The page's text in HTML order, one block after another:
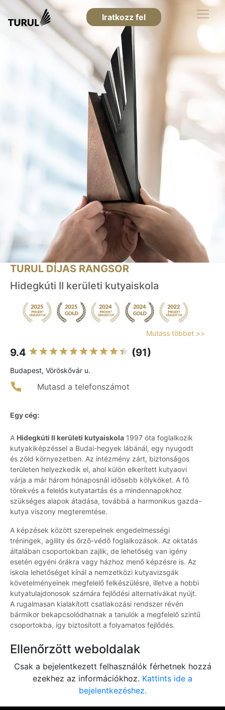
Iratkozz fel
TURUL DÍJAS RANGSOR
Hidegkúti II kerületi kutyaiskola
Mutass többet >>
9.4 (91)
Budapest, Vöröskővár u.
Mutasd a telefonszámot
Egy cég:
A Hidegkúti II kerületi kutyaiskola 1997 óta foglalkozik
kutyakiképzéssel a Budai-hegyek lábánál, egy nyugodt
és zöld környezetben. Az intézmény zárt, biztonságos
területen helyezkedik el, ahol külön elkerített kutyaovi
várja a már három hónaposnál idősebb kölyköket. A fő
törekvés a felelős kutyatartás és a mindennapokhoz
szükséges alapok átadása, továbbá a harmonikus gazda-
kutya viszony megteremtése.
A képzések között szerepelnek engedelmességi
tréningek, agility és őrző-védő foglalkozások. Az oktatás
általában csoportokban zajlik, de lehetőség van igény
esetén egyéni órákra vagy házhoz menő képzésre is. Az
iskola lehetőséget kínál a nemzetközi kutyavizsgák
követelményeinek megfelelő felkészülésre, illetve a hobbi
kutyatulajdonosok számára fejlődési alternatívákat nyújt.
A rugalmasan kialakított csatlakozási rendszer révén
bármikor bekapcsolódhatnak a tanulók a megfelelő szintű
csoportokba, így biztosított a folyamatos fejlődés.
Ellenőrzött weboldalak
Csak a bejelentkezett felhasználók férhetnek hozzá
ezekhez az információkhoz. Kattints ide a
bejelentkezéshez.